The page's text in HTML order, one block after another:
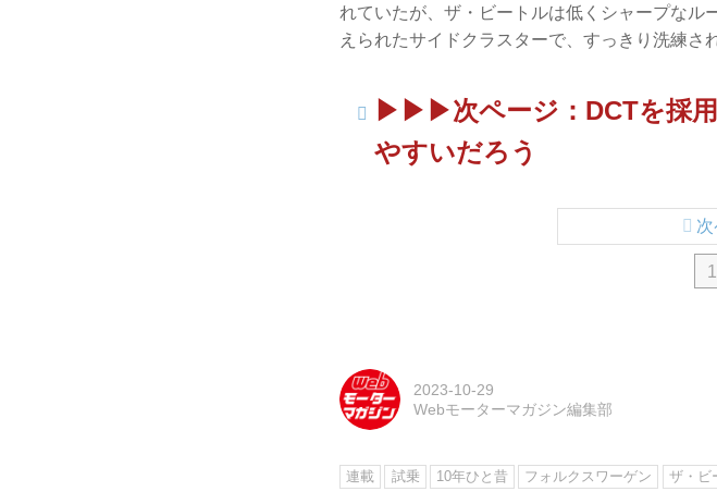
れていたが、ザ・ビートルは低くシャープなル
えられたサイドクラスターで、すっきり洗練さ
▶▶▶次ページ：DCTを採用
やすいだろう
1
2023-10-29
Webモーターマガジン編集部
連載 試乗 10年ひと昔 フォルクスワーゲン ザ・ビ